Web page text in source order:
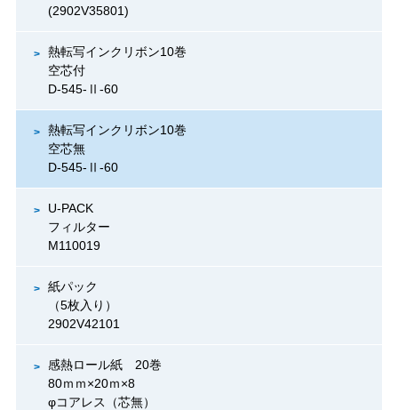
(2902V35801)
熱転写インクリボン10巻
空芯付
D-545-Ⅱ-60
熱転写インクリボン10巻
空芯無
D-545-Ⅱ-60
U-PACK
フィルター
M110019
紙パック
（5枚入り）
2902V42101
感熱ロール紙 20巻
80ｍｍ×20ｍ×8
φコアレス（芯無）